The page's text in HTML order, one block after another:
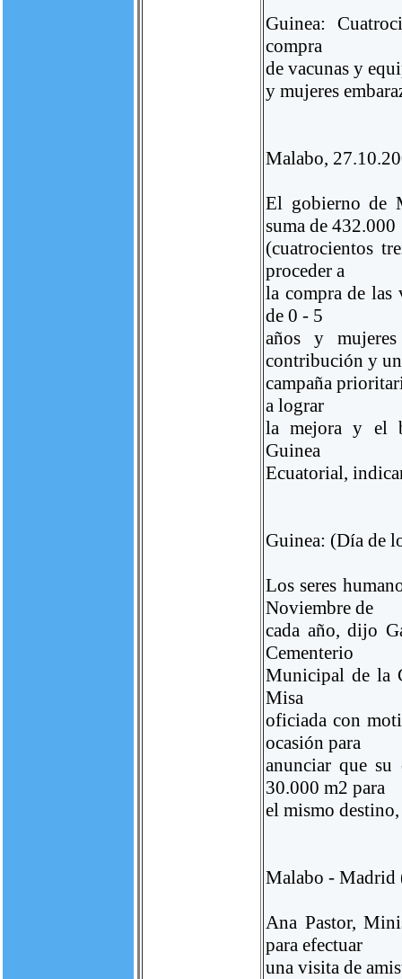
Guinea:
compra
de vacunas y
y mujeres
Malabo,
El gobierno de
suma de 432.000
(cuatrocientos
proceder a
la compra de las
de 0 - 5
años y
contribución y
campaña
a lograr
la mejora y el
Guinea
Ecuatorial,
Guinea: (Día de
Los seres
Noviembre de
cada año, dijo
Cementerio
Municipal de la
Misa
oficiada con
ocasión para
anunciar que
30.000 m2 para
el mismo
Malabo - Madrid
Ana Pastor,
para efectuar
una visita de